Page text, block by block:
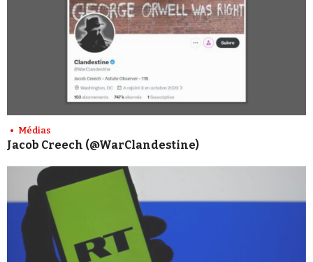
Médias
Jacob Creech (@WarClandestine)